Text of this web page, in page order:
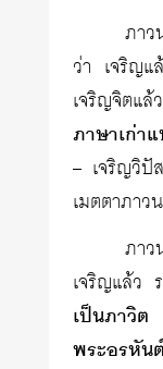
ภาว
ว่า เจริญแ
เจริญจิตแ
ภาษาเก่า
– เจริญวิปั
เมตตาภาว
ภา
เจริญแล้ว
เป็นภาวิ
พระอรหัน